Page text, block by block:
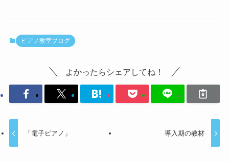
ピアノ教室ブログ
よかったらシェアしてね！
「電子ピアノ」 導入期の教材